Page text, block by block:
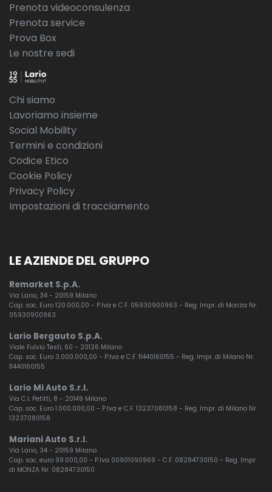
Prenota videoconsulenza
Prenota service
Prova Box
Le nostre sedi
Chi siamo
Lavoriamo insieme
Social Mobility
Termini e condizioni
Codice Etico
Cookie Policy
Privacy Policy
Impostazioni di tracciamento
LE AZIENDE DEL GRUPPO
Remarket S.p.A.
Via Lario, 34 - 20159 Milano
Cap. soc. Euro 120.000,00 - P.Iva e C.F. 05930900963 - Reg. Impr. di Monza Nr.
05930900963
Lario Bergauto S.p.A.
Viale Fulvio Testi, 60 - 20126 Milano
Cap. soc. Euro 3.000.000,00 - P.Iva e C.F. 11440160155 - Reg. Impr. di Milano Nr.
11440160155
Lario Mi Auto S.r.l.
Via C.I. Petitti, 8 - 20149 Milano
Cap. soc. Euro 1.000.000,00 - P.Iva e C.F. 13237080158 - Reg. Impr. di Milano Nr.
13237080158
Mariani Auto S.r.l.
Via Lario, 34 - 20159 Milano
Cap. soc. euro 99.000,00 - P.Iva 00901090969 - C.F. 08284730150 - Reg. Impr.
di MONZA Nr. 08284730150